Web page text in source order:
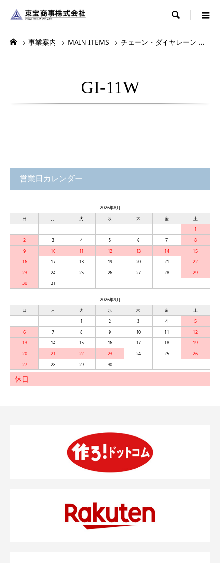

事業案内 MAIN ITEMS チェーン・ダイヤレーン
GI-11W
営業日カレンダー
2026年8月
日
月 火 水 木 金
土
1
2
3 4 5 6 7
8
9
10 11 12 13 14
15
16
17 18 19 20 21
22
23
24 25 26 27 28
29
30
31
2026年9月
日
月 火 水 木 金
土
1
2 3 4
5
6
7 8 9 10 11
12
13
14 15 16 17 18
19
20
21 22 23 24 25
26
27
28 29 30
休日